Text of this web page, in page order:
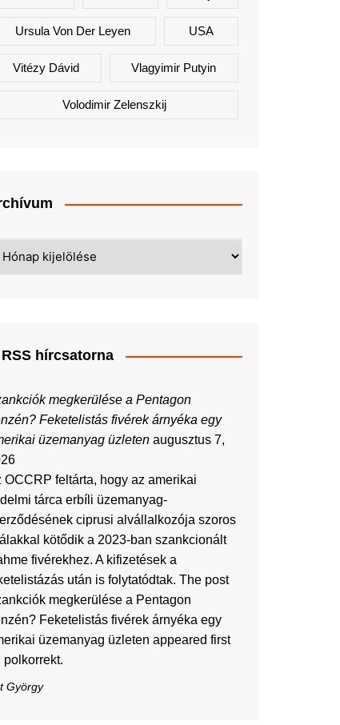
Ursula Von Der Leyen USA
Vitézy Dávid Vlagyimir Putyin
Volodimir Zelenszkij
RSS hírcsatorna
megkerülése a Pentagon
Feketelistás fivérek árnyéka egy
üzemanyag üzleten augusztus 7,
OCCRP feltárta, hogy az amerikai
tárca erbíli üzemanyag-
ciprusi alvállalkozója szoros
kötődik a 2023-ban szankcionált
fivérekhez. A kifizetések a
után is folytatódtak. The post
megkerülése a Pentagon
Feketelistás fivérek árnyéka egy
üzemanyag üzleten appeared first
polkorrekt.
György